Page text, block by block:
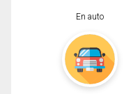
En auto